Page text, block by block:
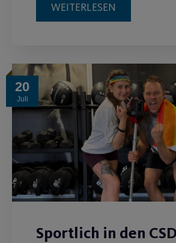
WEITERLESEN
20
Juli
Sportlich in den CSD